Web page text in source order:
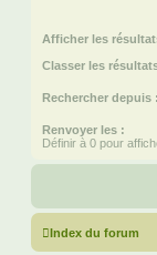
Afficher les
Classer les
Rechercher depuis :
Renvoyer les :
Définir à 0 pour
Index du forum